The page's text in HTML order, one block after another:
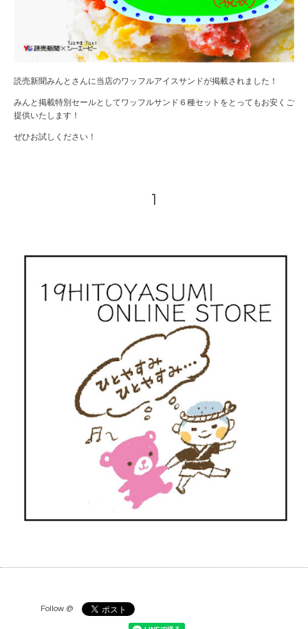
読売新聞みんとさんに当店のワッフルアイスサンドが掲載されました！
みんと掲載特別セールとしてワッフルサンド６種セットをとってもお安くご
提供いたします！
ぜひお試しください！
1
Follow @